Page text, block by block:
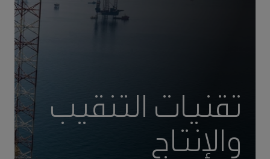
تقنيات التنقيب
والإنتاج